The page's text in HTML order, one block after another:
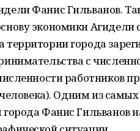
Фанис Гильванов.
экономики Агидели
города
с
работников
Одним из
города Фанис Гильванов